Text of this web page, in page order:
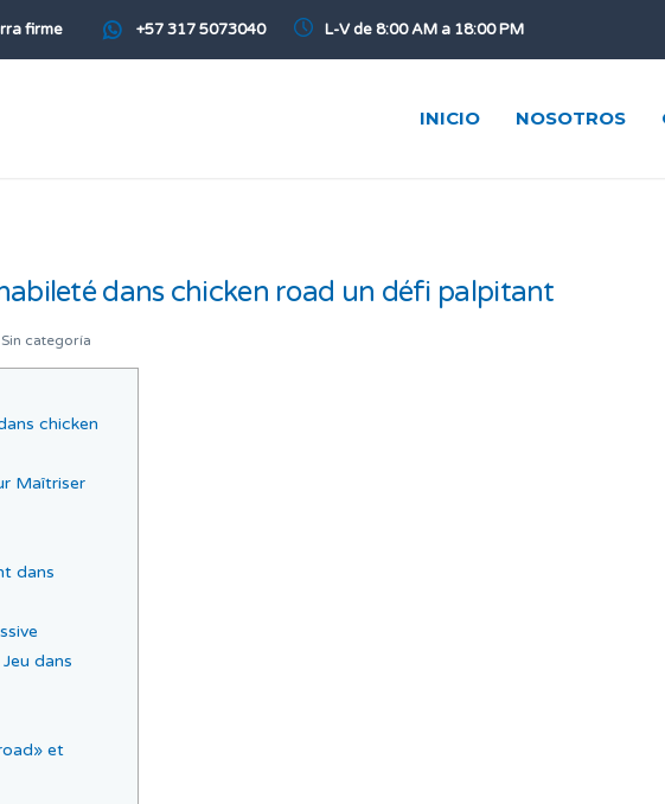
firme +57 317 5073040 L-V de 8:00 AM a 18:00 PM
INICIO NOSOTROS
dans chicken road un défi palpitant
Sin categoría
chicken
Maîtriser
dans
dans
et